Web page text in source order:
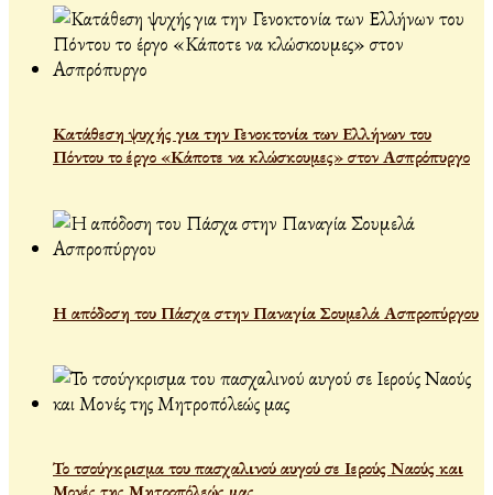
Κατάθεση ψυχής για την Γενοκτονία των Ελλήνων του
Πόντου το έργο «Κάποτε να κλώσκουμες» στον Ασπρόπυργο
Η απόδοση του Πάσχα στην Παναγία Σουμελά Ασπροπύργου
Το τσούγκρισμα του πασχαλινού αυγού σε Ιερούς Ναούς και